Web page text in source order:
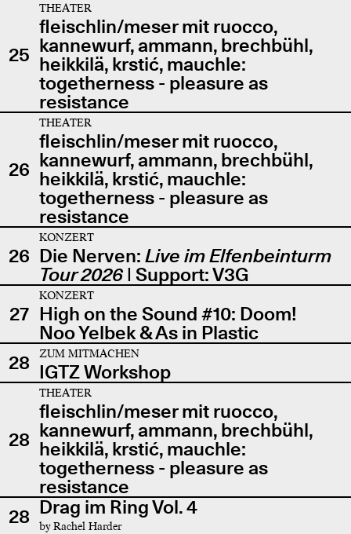
25
THEATER
fleischlin/meser mit ruocco,
kannewurf, ammann, brechbühl,
heikkilä, krstić, mauchle:
togetherness - pleasure as
resistance
26
THEATER
fleischlin/meser mit ruocco,
kannewurf, ammann, brechbühl,
heikkilä, krstić, mauchle:
togetherness - pleasure as
resistance
26
KONZERT
Die Nerven: Live im Elfenbeinturm
Tour 2026| Support: V3G
27
KONZERT
High on the Sound #10: Doom!
Noo Yelbek & As in Plastic
28
ZUM MITMACHEN
IGTZ Workshop
28
THEATER
fleischlin/meser mit ruocco,
kannewurf, ammann, brechbühl,
heikkilä, krstić, mauchle:
togetherness - pleasure as
resistance
28 Drag im Ring Vol. 4
by Rachel Harder